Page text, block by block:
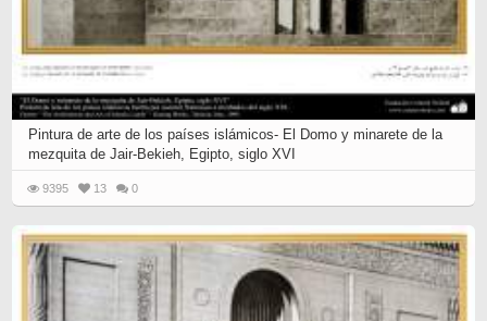
Pintura de arte de los países islámicos- El Domo y minarete de la
mezquita de Jair-Bekieh, Egipto, siglo XVI
9395 13 0